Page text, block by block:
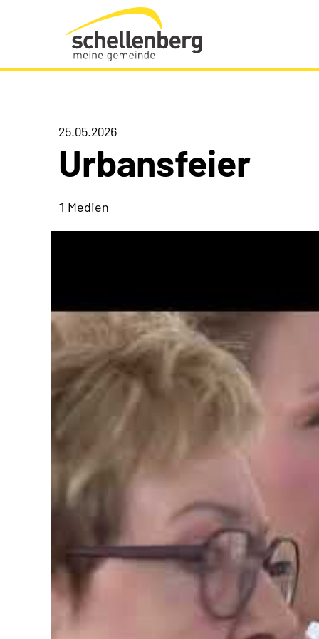
Gemeinde Schellenberg Startseite
25.05.2026
Urbansfeier
1 Medien